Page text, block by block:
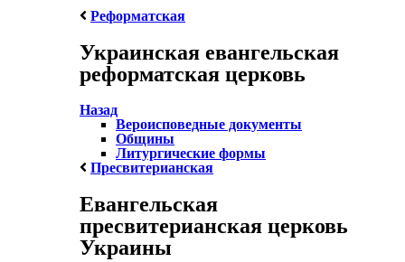
Реформатская
Украинская евангельская
реформатская церковь
Назад
Вероисповедные документы
Общины
Литургические формы
Пресвитерианская
Евангельская
пресвитерианская церковь
Украины